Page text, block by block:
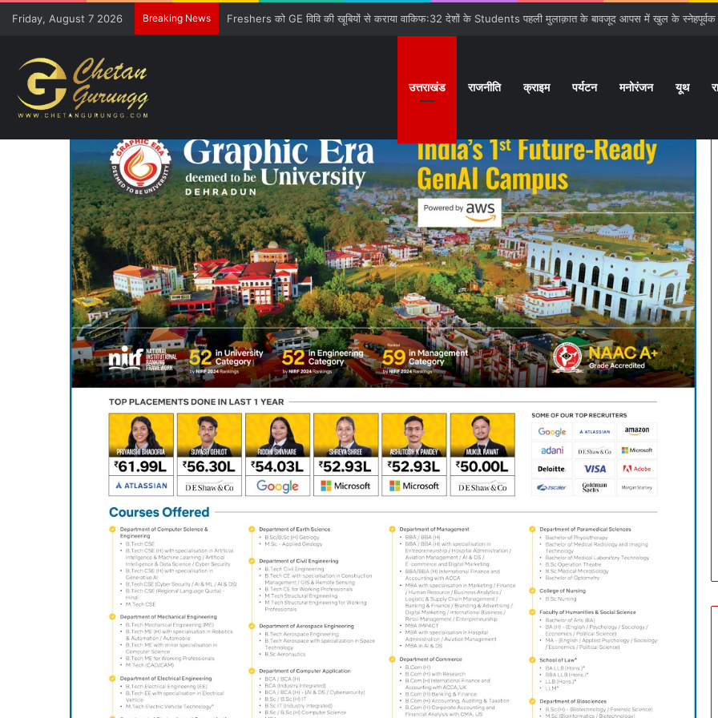
Friday, August 7 2026 Breaking News CM की गुजारिश-रेल मंत्री की सौगात:बनबसा रेलवे स्टेशन पर रुकेगी अछनेरा-टनकपुर Express
उत्तराखंड राजनीति क्राइम पर्यटन मनोरंजन यूथ